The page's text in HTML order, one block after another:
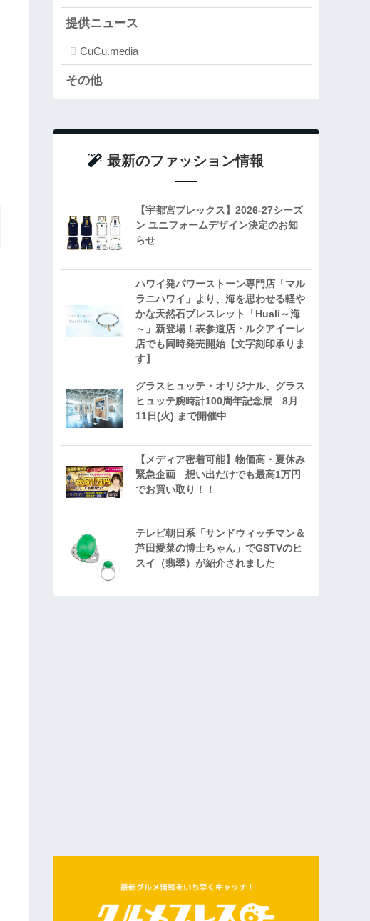
提供ニュース
CuCu.media
その他
最新のファッション情報
【宇都宮ブレックス】2026-27シーズ
ン ユニフォームデザイン決定のお知
らせ
ハワイ発パワーストーン専門店「マル
ラニハワイ」より、海を思わせる軽や
かな天然石ブレスレット「Huali～海
～」新登場！表参道店・ルクアイーレ
店でも同時発売開始【文字刻印承りま
す】
グラスヒュッテ・オリジナル、グラス
ヒュッテ腕時計100周年記念展 8月
11日(火) まで開催中
【メディア密着可能】物価高・夏休み
緊急企画 想い出だけでも最高1万円
でお買い取り！！
テレビ朝日系「サンドウィッチマン＆
芦田愛菜の博士ちゃん」でGSTVのヒ
スイ（翡翠）が紹介されました